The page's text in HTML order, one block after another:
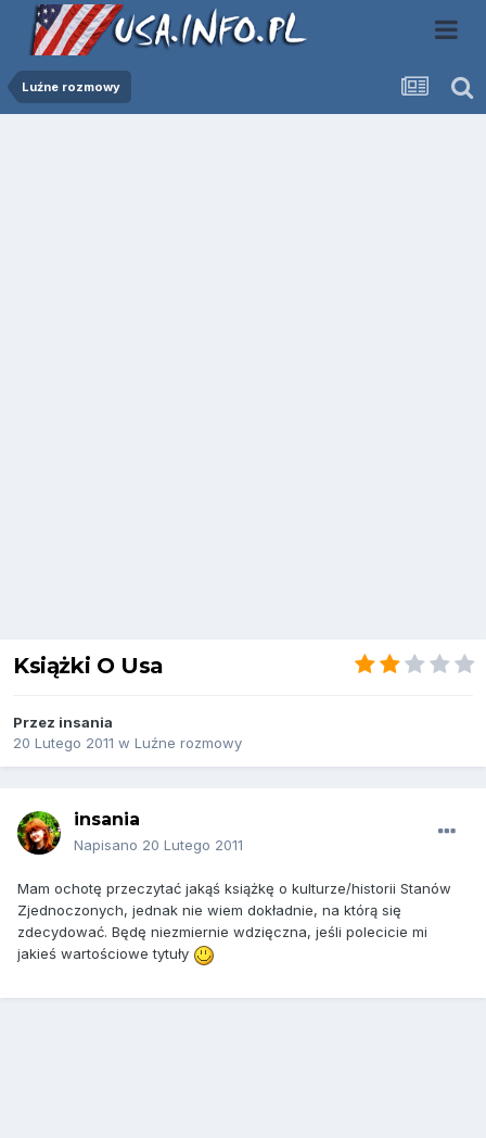
Luźne rozmowy
Książki O Usa
Przez insania
20 Lutego 2011 w Luźne rozmowy
insania
Napisano 20 Lutego 2011
Mam ochotę przeczytać jakąś książkę o kulturze/historii Stanów
Zjednoczonych, jednak nie wiem dokładnie, na którą się
zdecydować. Będę niezmiernie wdzięczna, jeśli polecicie mi
jakieś wartościowe tytuły